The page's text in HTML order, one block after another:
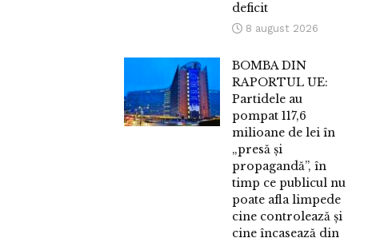
deficit
8 august 2026
BOMBA DIN
RAPORTUL UE:
Partidele au
pompat 117,6
milioane de lei în
„presă și
propagandă”, în
timp ce publicul nu
poate afla limpede
cine controlează și
cine încasează din